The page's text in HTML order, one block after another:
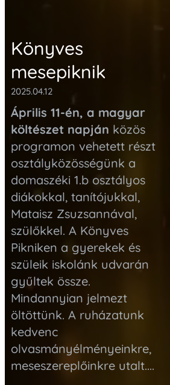
Könyves
mesepiknik
2025.04.12
Április 11-én, a magyar
költészet napján közös
programon vehetett részt
osztályközösségünk a
domaszéki 1.b osztályos
diákokkal, tanítójukkal,
Mataisz Zsuzsannával,
szülőkkel. A Könyves
Pikniken a gyerekek és
szüleik iskolánk udvarán
gyűltek össze.
Mindannyian jelmezt
öltöttünk. A ruházatunk
kedvenc
olvasmányélményeinkre,
meseszereplőinkre utalt....